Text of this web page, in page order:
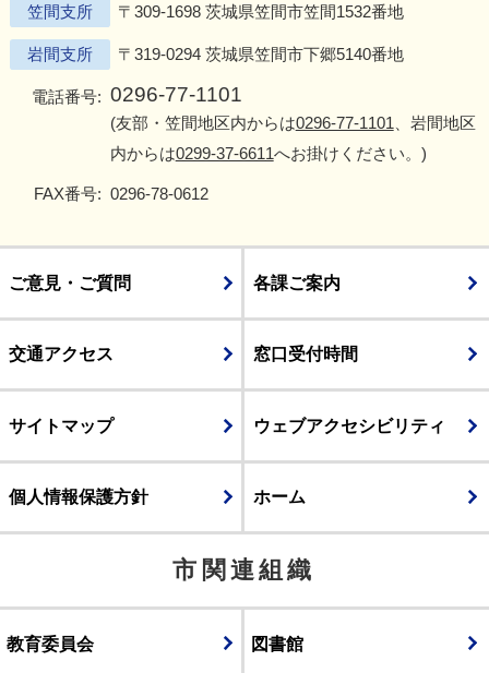
笠間支所 〒309-1698 茨城県笠間市笠間1532番地
岩間支所 〒319-0294 茨城県笠間市下郷5140番地
電話番号: 0296-77-1101
(友部・笠間地区内からは0296-77-1101 、岩間地区
内からは0299-37-6611へお掛けください。)
FAX番号: 0296-78-0612
ご意見・ご質問 各課ご案内
交通アクセス 窓口受付時間
サイトマップ ウェブアクセシビリティ
個人情報保護方針 ホーム
市関連組織
教育委員会 図書館